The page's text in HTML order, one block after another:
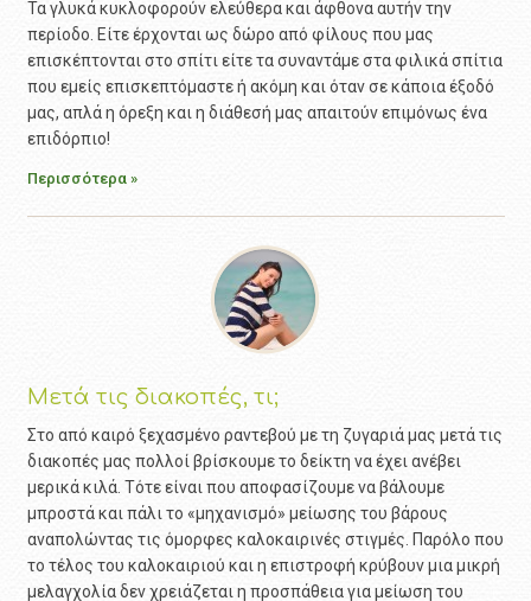
Τα γλυκά κυκλοφορούν ελεύθερα και άφθονα αυτήν την
περίοδο. Είτε έρχονται ως δώρο από φίλους που μας
επισκέπτονται στο σπίτι είτε τα συναντάμε στα φιλικά σπίτια
που εμείς επισκεπτόμαστε ή ακόμη και όταν σε κάποια έξοδό
μας, απλά η όρεξη και η διάθεσή μας απαιτούν επιμόνως ένα
επιδόρπιο!
Περισσότερα »
Μετά τις διακοπές, τι;
Στο από καιρό ξεχασμένο ραντεβού με τη ζυγαριά μας μετά τις
διακοπές μας πολλοί βρίσκουμε το δείκτη να έχει ανέβει
μερικά κιλά. Τότε είναι που αποφασίζουμε να βάλουμε
μπροστά και πάλι το «μηχανισμό» μείωσης του βάρους
αναπολώντας τις όμορφες καλοκαιρινές στιγμές. Παρόλο που
το τέλος του καλοκαιριού και η επιστροφή κρύβουν μια μικρή
μελαγχολία δεν χρειάζεται η προσπάθεια για μείωση του